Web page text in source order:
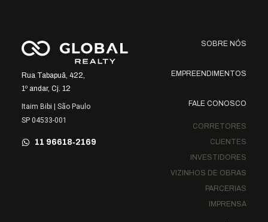
Rua Tabapuã, 422,
1º andar, Cj. 12
Itaim Bibi | São Paulo
SP 04533-001
11 96618‑2169
SOBRE NÓS
EMPREENDIMENTOS
FALE CONOSCO
CORRETORES
CLIENTES
INVESTIDORES
VIZINHOS DE OBRAS
PARCERIAS
IMPRENSA